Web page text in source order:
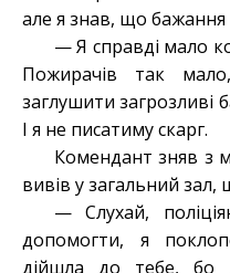
але я знав, що бажання
— Я справді мало
Пожирачів так
заглушити
І я не писатиму скарг.
Комендант зняв з
вивів у загальний зал,
— Слухай,
допомогти, я
дійшла до тебе, бо